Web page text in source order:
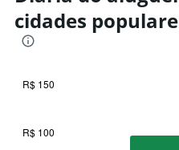
cidades
with
R$ 100
R$ 150